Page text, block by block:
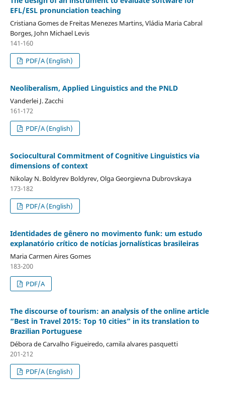
EFL/ESL pronunciation teaching
Cristiana Gomes de Freitas Menezes Martins, Vládia Maria Cabral
Borges, John Michael Levis
141-160
PDF/A (English)
Neoliberalism, Applied Linguistics and the PNLD
Vanderlei J. Zacchi
161-172
PDF/A (English)
Sociocultural Commitment of Cognitive Linguistics via
dimensions of context
Nikolay N. Boldyrev Boldyrev, Olga Georgievna Dubrovskaya
173-182
PDF/A (English)
Identidades de gênero no movimento funk: um estudo
explanatório crítico de notícias jornalísticas brasileiras
Maria Carmen Aires Gomes
183-200
PDF/A
The discourse of tourism: an analysis of the online article
“Best in Travel 2015: Top 10 cities” in its translation to
Brazilian Portuguese
Débora de Carvalho Figueiredo, camila alvares pasquetti
201-212
PDF/A (English)